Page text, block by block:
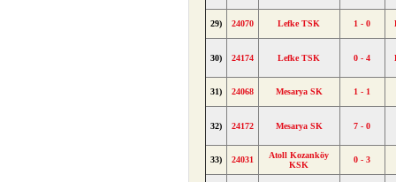
29) 24070 Lefke TSK 1 - 0
30) 24174 Lefke TSK 0 - 4
31) 24068 Mesarya SK 1 - 1
32) 24172 Mesarya SK 7 - 0
33) 24031
Atoll Kozanköy
KSK
0 - 3